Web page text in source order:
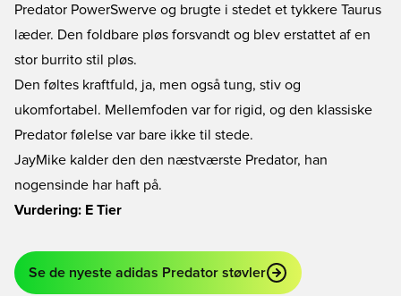
Predator PowerSwerve og brugte i stedet et tykkere Taurus
læder. Den foldbare pløs forsvandt og blev erstattet af en
stor burrito stil pløs.
Den føltes kraftfuld, ja, men også tung, stiv og
ukomfortabel. Mellemfoden var for rigid, og den klassiske
Predator følelse var bare ikke til stede.
JayMike kalder den den næstværste Predator, han
nogensinde har haft på.
Vurdering: E Tier
Se de nyeste adidas Predator støvler